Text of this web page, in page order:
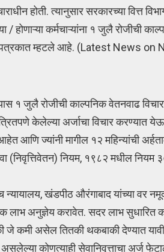
होती. त्यानुसार सरकारच्या वित्त
कर्मचाऱ्यांना १ जुलै रोजीची
म्हटले आहे. (Latest News
१ जुलै रोजीची काल्पनिक वेतनवाढ
केलेल्या अर्जाचा विचार करण्यात
आणि ज्यांनी मागील १२ महिन्यांची
(निवृत्तिवेतन) नियम, १९८२ मधील नियम
न्यायालय, खंडपीठ औरंगाबाद यांच्या वर
अनुज्ञेय करावेत. सदर लाभ सुधारित
जे कमी असेल तितकी थकबाकी देण्यात
असलेल्या कोणत्याही सेवानिवृत्ताचा अर्ज